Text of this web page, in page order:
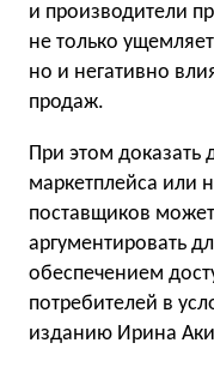
и производители
не только
но и негативно
продаж.
При этом
маркетплейса или
поставщиков
аргументировать
обеспечением
потребителей в
изданию Ирина